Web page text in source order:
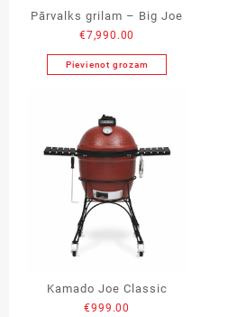
Pārvalks grilam – Big Joe
€7,990.00
Pievienot grozam
Kamado Joe Classic
€999.00